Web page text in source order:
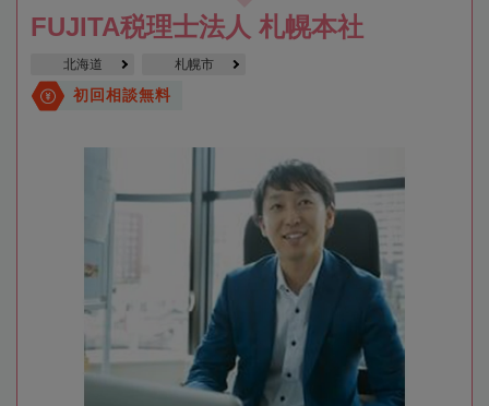
FUJITA税理士法人 札幌本社
北海道 札幌市
初回相談無料